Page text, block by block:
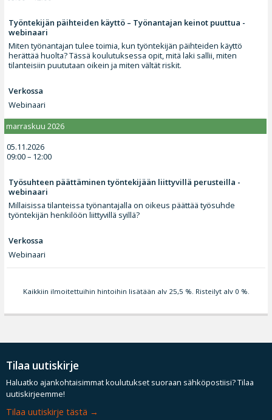
Työntekijän päihteiden käyttö – Työnantajan keinot puuttua -
webinaari
Miten työnantajan tulee toimia, kun työntekijän päihteiden käyttö
herättää huolta? Tässä koulutuksessa opit, mitä laki sallii, miten
tilanteisiin puututaan oikein ja miten vältät riskit.
Verkossa
Webinaari
marraskuu 2026
05.11.2026
09:00 – 12:00
Työsuhteen päättäminen työntekijään liittyvillä perusteilla -
webinaari
Millaisissa tilanteissa työnantajalla on oikeus päättää työsuhde
työntekijän henkilöön liittyvillä syillä?
Verkossa
Webinaari
Kaikkiin ilmoitettuihin hintoihin lisätään alv 25,5 %. Risteilyt alv 0 %.
Tilaa uutiskirje
Haluatko ajankohtaisimmat koulutukset suoraan sähköpostiisi? Tilaa
uutiskirjeemme!
Tilaa uutiskirje tästä